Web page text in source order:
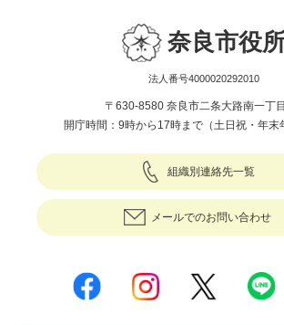
奈良市役
法人番号4000020292010
〒630-8580 奈良市二条大路南一丁
開庁時間：9時から17時まで（土日祝・年末
組織別連絡先一覧
メールでのお問い合わせ